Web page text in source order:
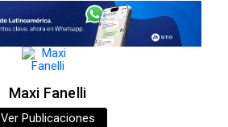
Maxi Fanelli
Ver Publicaciones